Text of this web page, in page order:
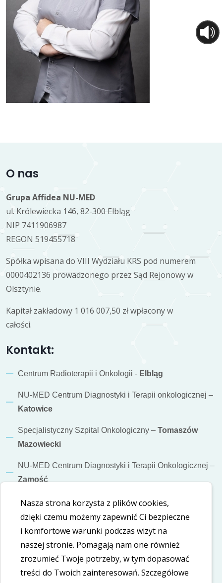
O nas
Grupa Affidea NU-MED
ul. Królewiecka 146, 82-300 Elbląg
NIP 7411906987
REGON 519455718
Spółka wpisana do VIII Wydziału KRS pod numerem
0000402136 prowadzonego przez Sąd Rejonowy w
Olsztynie.
Kapitał zakładowy 1 016 007,50 zł wpłacony w
całości.
Kontakt:
Centrum Radioterapii i Onkologii - Elbląg
NU-MED Centrum Diagnostyki i Terapii onkologicznej –
Katowice
Specjalistyczny Szpital Onkologiczny – Tomaszów
Mazowiecki
NU-MED Centrum Diagnostyki i Terapii Onkologicznej –
Zamość
Informacje dodatkowe
Polityka cookies
Polityka prywatności
Deklaracja dostępności
Nasza strona korzysta z plików cookies,
dzięki czemu możemy zapewnić Ci bezpieczne
i komfortowe warunki podczas wizyt na
naszej stronie. Pomagają nam one również
zrozumieć Twoje potrzeby, w tym dopasować
treści do Twoich zainteresowań. Szczegółowe